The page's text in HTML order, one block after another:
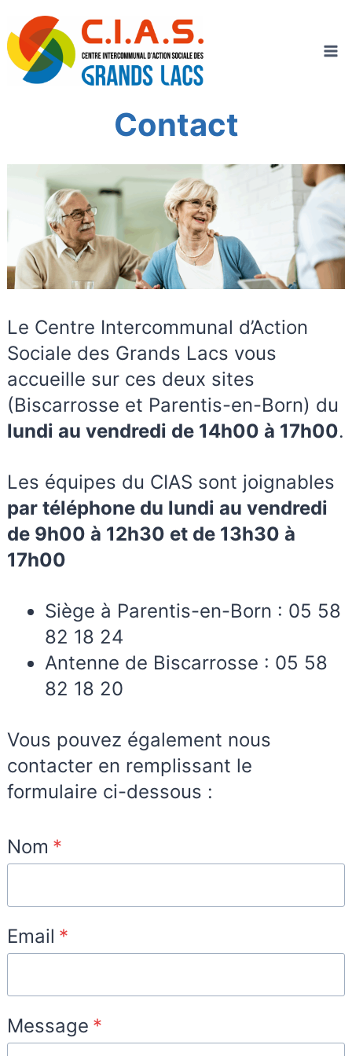
Aller
au
contenu
Contact
Le Centre Intercommunal d’Action
Sociale des Grands Lacs vous
accueille sur ces deux sites
(Biscarrosse et Parentis-en-Born) du
lundi au vendredi de 14h00 à 17h00.
Les équipes du CIAS sont joignables
par téléphone du lundi au vendredi
de 9h00 à 12h30 et de 13h30 à
17h00
Siège à Parentis-en-Born : 05 58
82 18 24
Antenne de Biscarrosse : 05 58
82 18 20
Vous pouvez également nous
contacter en remplissant le
formulaire ci-dessous :
Nom *
Email *
Message *